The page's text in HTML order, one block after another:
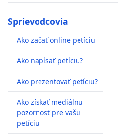
Sprievodcovia
Ako začať online petíciu
Ako napísať petíciu?
Ako prezentovať petíciu?
Ako získať mediálnu
pozornosť pre vašu
petíciu